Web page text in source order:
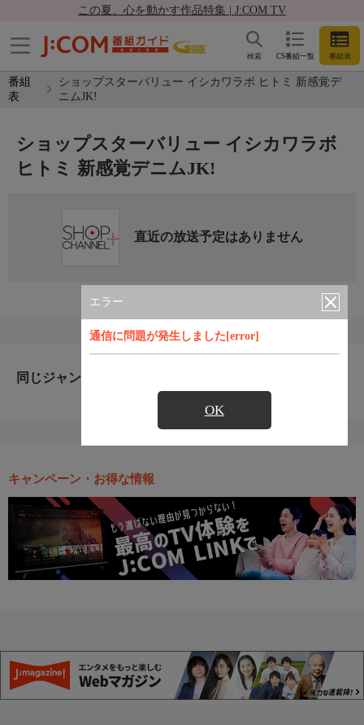
この夏、心を動かす作品特集 | J:COM TV
CS番組一覧 番組表
検索
番組
表
ショップスターバリュー イシカワラボ ヒトミ 新感覚デ
ニムJK!
エラー
通信に問題が発生しました[error]
OK
ショップスターバリュー イシカワラボ
ヒトミ 新感覚デニムJK!
直近の放送予定はありません
同じジャンルのおすすめ番組
キャンペーン・お得な情報